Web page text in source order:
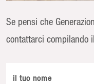
Se pensi che
contattarci compilando
il tuo nome